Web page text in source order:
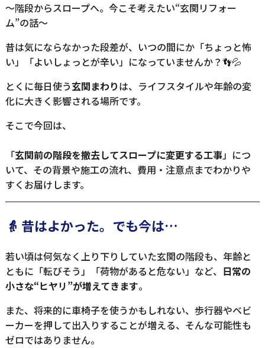
～階段からスロープへ。今こそ考えたい“玄関リフォー
ム”の話～
昔は気にならなかった段差が、いつの間にか「ちょっと怖
い」「よいしょっとが辛い」になっていませんか？👣💦
とくに毎日使う玄関まわりは、ライフスタイルや年齢の変
化に大きく影響される場所です。
そこで今回は、
「玄関前の階段を撤去してスロープに変更する工事」につ
いて、その背景や施工の流れ、費用・注意点までわかりや
すくお届けします。
👵 昔はよかった。でも今は…
若い頃は何気なく上り下りしていた玄関の階段も、年齢と
ともに「転びそう」「荷物があると危ない」など、 日常の
小さな“ヒヤリ”が増えてきます。
また、将来的に車椅子を使うかもしれない、歩行器やベビ
ーカーを押して出入りすることが増える、そんな可能性も
ゼロではありません。